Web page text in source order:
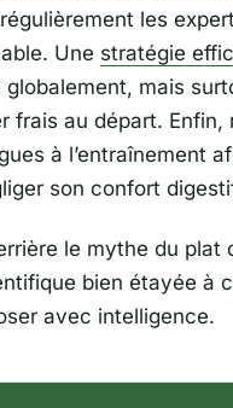
les
Une stratégie
mais
frais au départ.
à l’entraînement
son confort
le mythe du plat
bien étayée à
avec intelligence.